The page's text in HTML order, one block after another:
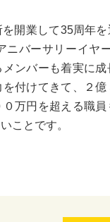
開業して35周年
ニバーサリーイヤ
ンバーも着実に
付けてきて、２
０万円を超える職
ことです。